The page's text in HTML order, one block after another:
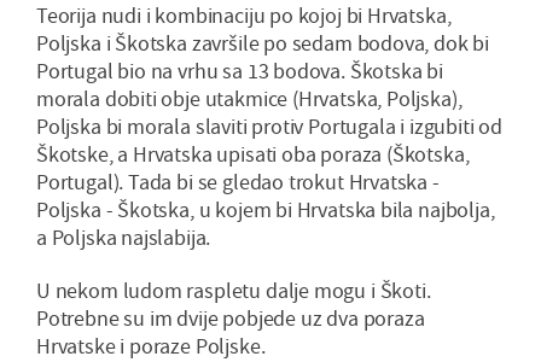
Teorija nudi i kombinaciju po kojoj bi Hrvatska,
Poljska i Škotska završile po sedam bodova, dok bi
Portugal bio na vrhu sa 13 bodova. Škotska bi
morala dobiti obje utakmice (Hrvatska, Poljska),
Poljska bi morala slaviti protiv Portugala i izgubiti od
Škotske, a Hrvatska upisati oba poraza (Škotska,
Portugal). Tada bi se gledao trokut Hrvatska -
Poljska - Škotska, u kojem bi Hrvatska bila najbolja,
a Poljska najslabija.
U nekom ludom raspletu dalje mogu i Škoti.
Potrebne su im dvije pobjede uz dva poraza
Hrvatske i poraze Poljske.